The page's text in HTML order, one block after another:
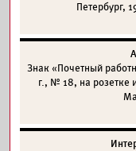
Петербург,
Знак «Почетный
г., № 18, на розетке